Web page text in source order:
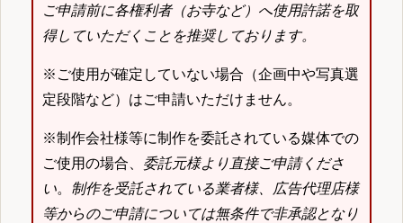
ご申請前に各権利者（お寺など）へ使用許諾を取
得していただくことを推奨しております。
※ご使用が確定していない場合（企画中や写真選
定段階など）はご申請いただけません。
※制作会社様等に制作を委託されている媒体での
ご使用の場合、 委託元様より直接ご申請くださ
い。 制作を受託されている業者様、広告代理店様
等からのご申請については無条件で非承認となり